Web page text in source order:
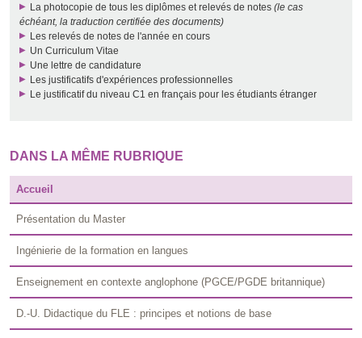
La photocopie de tous les diplômes et relevés de notes (le cas
échéant, la traduction certifiée des documents)
Les relevés de notes de l'année en cours
Un Curriculum Vitae
Une lettre de candidature
Les justificatifs d'expériences professionnelles
Le justificatif du niveau C1 en français pour les étudiants étranger
DANS LA MÊME RUBRIQUE
Accueil
Présentation du Master
Ingénierie de la formation en langues
Enseignement en contexte anglophone (PGCE/PGDE britannique)
D.-U. Didactique du FLE : principes et notions de base